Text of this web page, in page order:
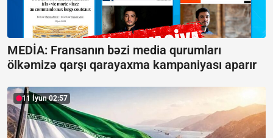
MEDİA: Fransanın bəzi media qurumları
ölkəmizə qarşı qarayaxma kampaniyası aparır
11 İyun 02:57